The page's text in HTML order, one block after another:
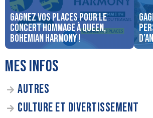
Gagnez vos places pour le
concert Hommage à Queen,
Bohemian Harmony !
MES INFOS
AUTRES
CULTURE ET DIVERTISSEMENT